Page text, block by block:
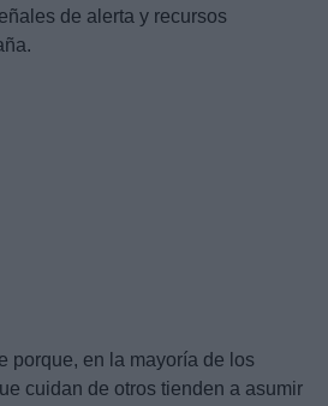
de alerta y recursos
porque, en la mayoría de los
cuidan de otros tienden a asumir